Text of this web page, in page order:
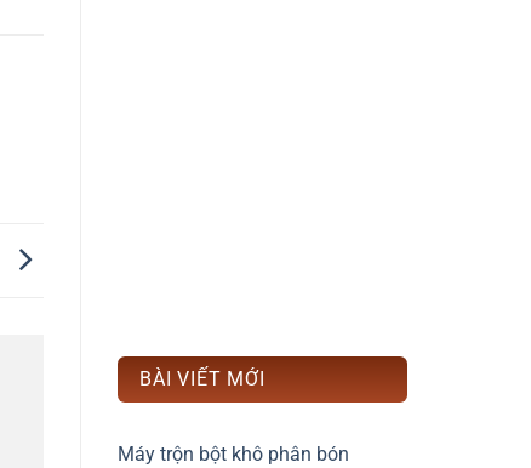
BÀI VIẾT MỚI
Máy trộn bột khô phân bón